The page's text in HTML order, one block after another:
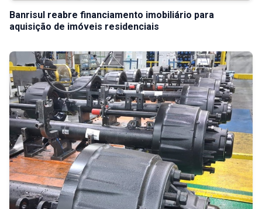
Banrisul reabre financiamento imobiliário para
aquisição de imóveis residenciais